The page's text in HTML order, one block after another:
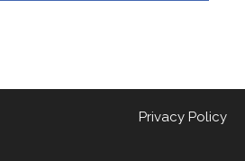
Privacy Policy